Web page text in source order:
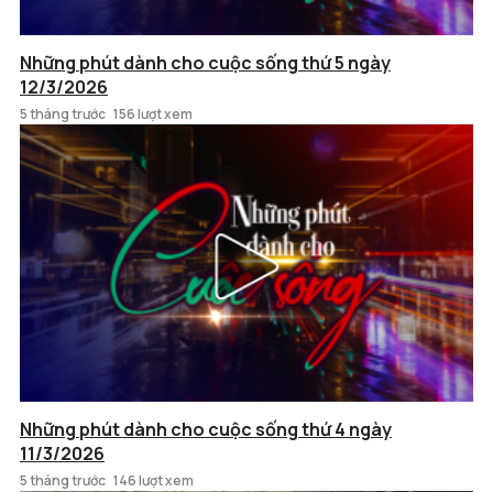
Những phút dành cho cuộc sống thứ 5 ngày
12/3/2026
5 tháng trước 156 lượt xem
Những phút dành cho cuộc sống thứ 4 ngày
11/3/2026
5 tháng trước 146 lượt xem